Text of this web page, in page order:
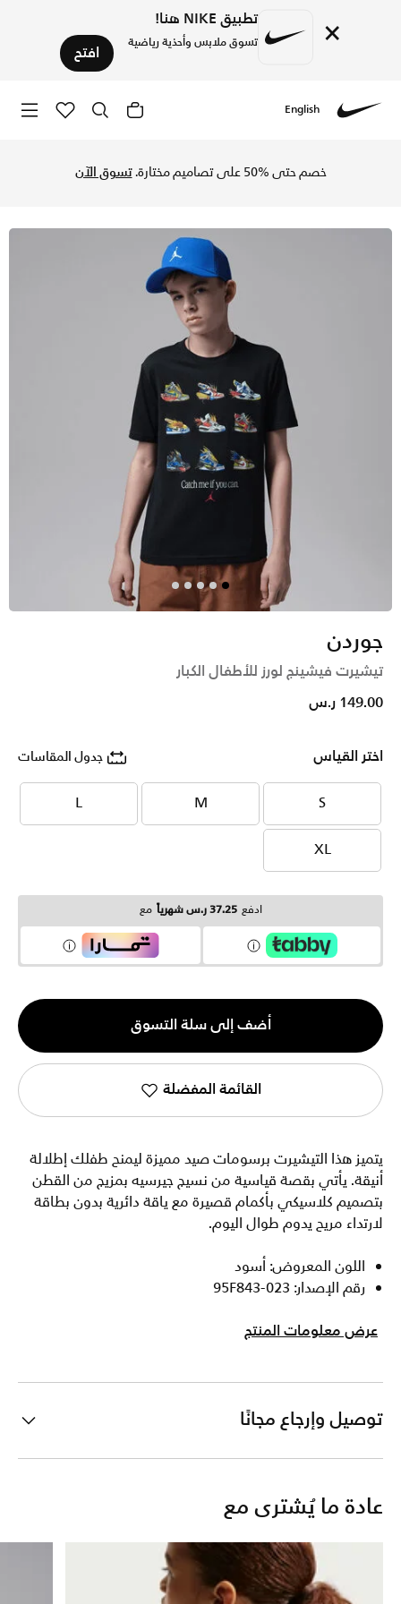
× تطبيق NIKE هنا!
تسوق ملابس وأحذية رياضية افتح
English
خصم حتى %50 على تصاميم مختارة. تسوق الآن
جوردن
تيشيرت فيشينج لورز للأطفال الكبار
149.00 ر.س
اختر القياس جدول المقاسات
S
S
M
M
L
L
XL
XL
ادفع 37.25 ر.س شهرياً مع
الكمية
1
أضف إلى سلة التسوق
القائمة المفضلة
يتميز هذا التيشيرت برسومات صيد مميزة ليمنح طفلك إطلالة
أنيقة. يأتي بقصة قياسية من نسيج جيرسيه بمزيج من القطن
بتصميم كلاسيكي بأكمام قصيرة مع ياقة دائرية بدون بطاقة
لارتداء مريح يدوم طوال اليوم.
اللون المعروض: أسود
رقم الإصدار: 95F843-023
عرض معلومات المنتج
توصيل وإرجاع مجانًا
عادة ما يُشترى مع